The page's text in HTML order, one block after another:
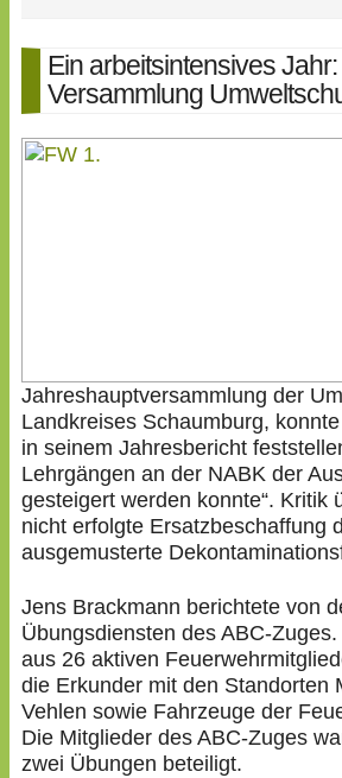
Ein arbeitsintensives Jahr:
Versammlung
Jahreshauptversammlung der
Landkreises Schaumburg,
in seinem Jahresbericht
Lehrgängen an der NABK der
gesteigert werden konnte“. Kritik
nicht erfolgte Ersatzbeschaffung
ausgemusterte
Jens Brackmann berichtete von
Übungsdiensten des ABC-
aus 26 aktiven
die Erkunder mit den Standorten
Vehlen sowie Fahrzeuge der
Die Mitglieder des ABC-Zuges
zwei Übungen beteiligt.